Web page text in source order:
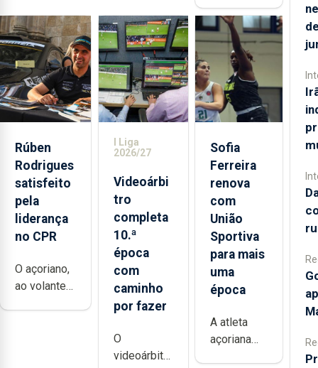
Rúben
Rodrigues
satisfeito
pela
liderança
no CPR
O açoriano,
ao volante
I Liga
2026/27
Videoárbi
tro
completa
10.ª
época
com
caminho
por fazer
O
videoárbitro
Sofia
Ferreira
renova
com
União
Sportiva
para mais
uma
época
A atleta
açoriana